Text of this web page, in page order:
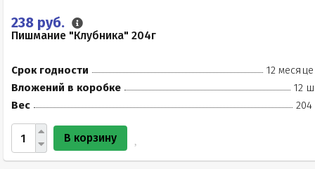
238 руб.
Пишмание "Клубника" 204г
Срок годности
12
Вложений в коробке
12
Вес
204
В корзину